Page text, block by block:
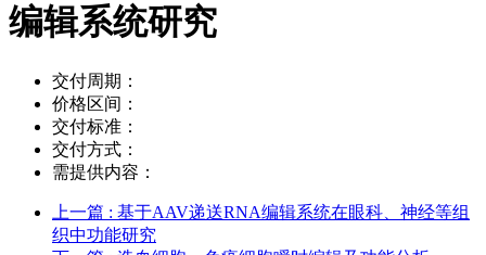
编辑系统研究
交付周期：
价格区间：
交付标准：
交付方式：
需提供内容：
上一篇 : 基于AAV递送RNA编辑系统在眼科、神经等组
织中功能研究